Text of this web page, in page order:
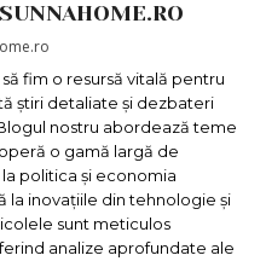
fim o resursă vitală pentru
știri detaliate și dezbateri
nostru abordează teme
o gamă largă de
politica și economia
la inovațiile din tehnologie și
sunt meticulos
analize aprofundate ale